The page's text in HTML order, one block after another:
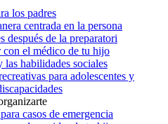
los padres
centrada en la persona
después de la preparatori
con el médico de tu hijo
las habilidades sociales
para adolescentes y
casos de emergencia